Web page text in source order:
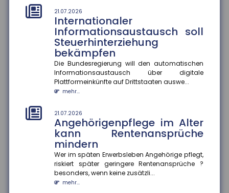
21.07.2026
Internationaler
Informationsaustausch soll
Steuerhinterziehung
bekämpfen
Die Bundesregierung will den automatischen
Informationsaustausch über digitale
Plattformeinkünfte auf Drittstaaten auswe...
mehr...
21.07.2026
Angehörigenpflege im Alter
kann Rentenansprüche
mindern
Wer im späten Erwerbsleben Angehörige pflegt,
riskiert später geringere Rentenansprüche ?
besonders, wenn keine zusätzli...
mehr...
Rettungshubschrauber-
Transport im Urlaub nicht
erstatten
Das Hessische Landessozialgericht hat entschieden,
dass eine gesetzliche Krankenkasse die Kosten für
einen Rettungshubsc...
mehr...
18.07.2026
Finanzkriminalität
Im Mittelpunkt des Aktionsplans zur Bekämpfung von
Steuer- und Finanzkriminalität stehen die bessere
Vernetzung von Ermi...
mehr...
18.07.2026
Gründer-Persönlichkeit